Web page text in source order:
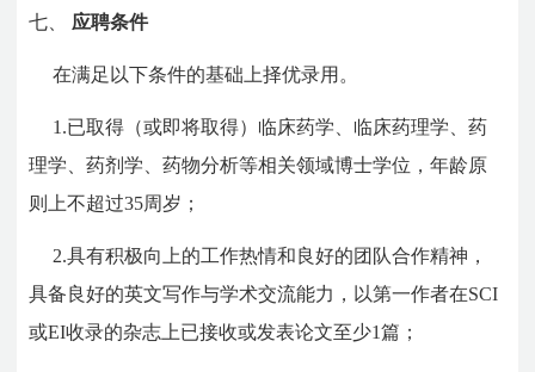
七、 应聘条件
在满足以下条件的基础上择优录用。
1.已取得（或即将取得）临床药学、临床药理学、药
理学、药剂学、药物分析等相关领域博士学位，年龄原
则上不超过35周岁；
2.具有积极向上的工作热情和良好的团队合作精神，
具备良好的英文写作与学术交流能力，以第一作者在SCI
或EI收录的杂志上已接收或发表论文至少1篇；